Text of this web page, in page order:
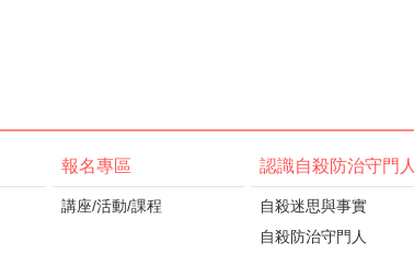
報名專區
講座/活動/課程
認識自殺防治守門人
自殺迷思與事實
自殺防治守門人